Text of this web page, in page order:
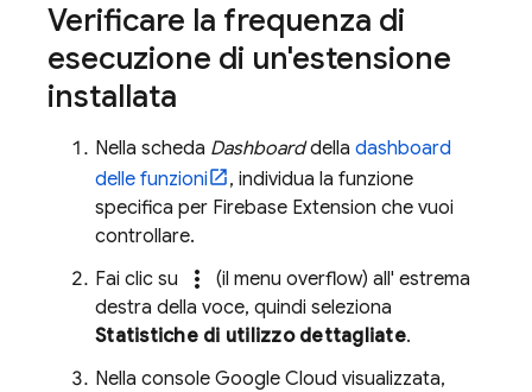
Verificare la frequenza di
esecuzione di un'estensione
installata
Nella scheda Dashboarddella dashboard
delle funzioni
, individua la funzione
specifica per Firebase Extension che vuoi
controllare.
Fai clic su
more_vert
(il menu overflow) all' estrema
destra della voce, quindi seleziona
Statistiche di utilizzo dettagliate.
Nella console Google Cloud visualizzata,